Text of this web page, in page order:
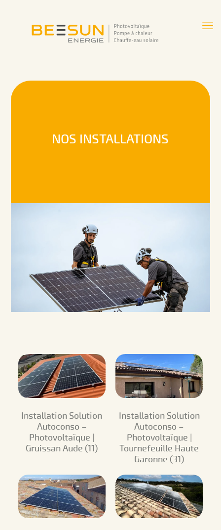
NOS INSTALLATIONS
Installation Solution
Autoconso –
Photovoltaïque |
Gruissan Aude (11)
Installation Solution
Autoconso –
Photovoltaïque |
Tournefeuille Haute
Garonne (31)